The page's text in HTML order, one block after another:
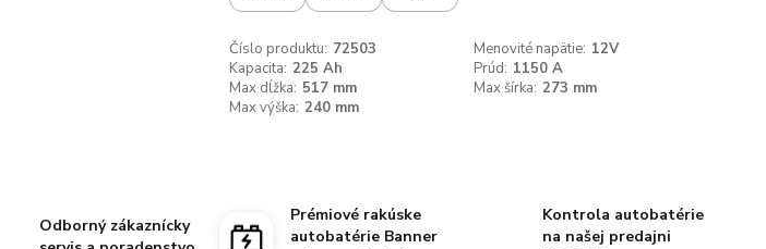
Číslo produktu: 72503 Menovité napätie: 12V
Kapacita: 225 Ah Prúd: 1150 A
Max dĺžka: 517 mm Max šírka: 273 mm
Max výška: 240 mm
Odborný zákaznícky
Prémiové rakúske
autobatérie Banner
Kontrola autobatérie
na našej predajni